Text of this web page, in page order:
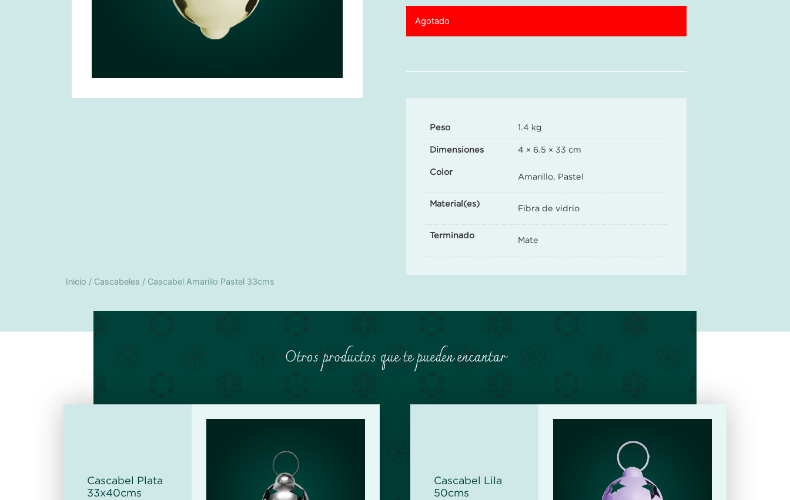
Agotado
Peso 1.4 kg
Dimensiones 4 × 6.5 × 33 cm
Color Amarillo, Pastel
Material(es) Fibra de vidrio
Terminado Mate
Inicio / Cascabeles / Cascabel Amarillo Pastel 33cms
Otros productos que te pueden encantar
Cascabel Plata
33x40cms
Cascabel Lila
50cms